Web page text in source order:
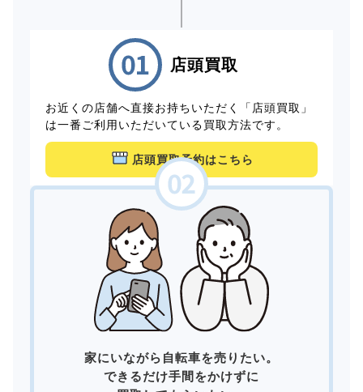
店頭買取
お近くの店舗へ直接お持ちいただく「店頭買取」
は一番ご利用いただいている買取方法です。
店頭買取予約はこちら
家にいながら自転車を売りたい。
できるだけ手間をかけずに